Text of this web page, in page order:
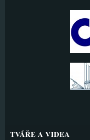
TVÁŘE A VIDEA